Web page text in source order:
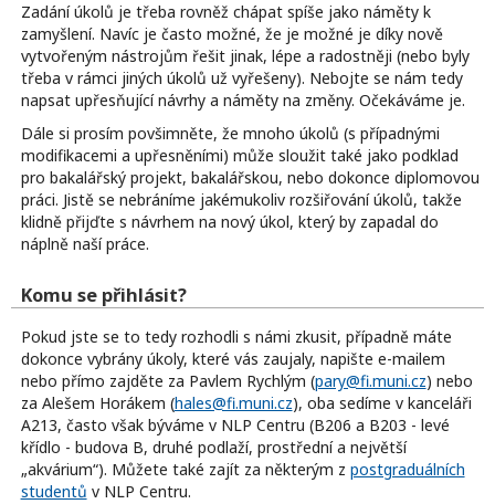
Zadání úkolů je třeba rovněž chápat spíše jako náměty k
zamyšlení. Navíc je často možné, že je možné je díky nově
vytvořeným nástrojům řešit jinak, lépe a radostněji (nebo byly
třeba v rámci jiných úkolů už vyřešeny). Nebojte se nám tedy
napsat upřesňující návrhy a náměty na změny. Očekáváme je.
Dále si prosím povšimněte, že mnoho úkolů (s případnými
modifikacemi a upřesněními) může sloužit také jako podklad
pro bakalářský projekt, bakalářskou, nebo dokonce diplomovou
práci. Jistě se nebráníme jakémukoliv rozšiřování úkolů, takže
klidně přijďte s návrhem na nový úkol, který by zapadal do
náplně naší práce.
Komu se přihlásit?
Pokud jste se to tedy rozhodli s námi zkusit, případně máte
dokonce vybrány úkoly, které vás zaujaly, napište e-mailem
nebo přímo zajděte za Pavlem Rychlým (pary@fi.muni.cz) nebo
za Alešem Horákem (hales@fi.muni.cz), oba sedíme v kanceláři
A213, často však býváme v NLP Centru (B206 a B203 - levé
křídlo - budova B, druhé podlaží, prostřední a největší
„akvárium“). Můžete také zajít za některým z postgraduálních
studentů v NLP Centru.